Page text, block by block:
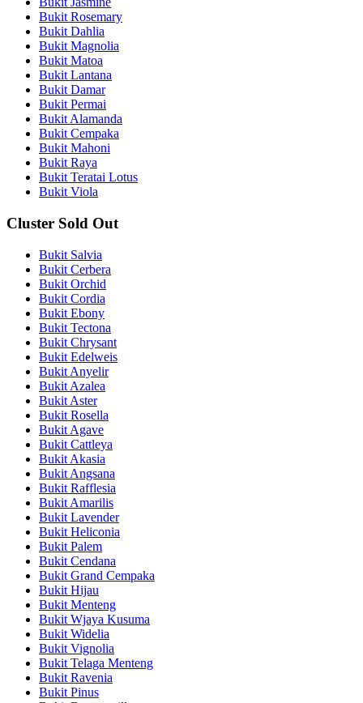
Bukit Rosemary
Bukit Dahlia
Bukit Magnolia
Bukit Matoa
Bukit Lantana
Bukit Damar
Bukit Permai
Bukit Alamanda
Bukit Cempaka
Bukit Mahoni
Bukit Raya
Bukit Teratai Lotus
Bukit Viola
Cluster Sold Out
Bukit Salvia
Bukit Cerbera
Bukit Orchid
Bukit Cordia
Bukit Ebony
Bukit Tectona
Bukit Chrysant
Bukit Edelweis
Bukit Anyelir
Bukit Azalea
Bukit Aster
Bukit Rosella
Bukit Agave
Bukit Cattleya
Bukit Akasia
Bukit Angsana
Bukit Rafflesia
Bukit Amarilis
Bukit Lavender
Bukit Heliconia
Bukit Palem
Bukit Cendana
Bukit Grand Cempaka
Bukit Hijau
Bukit Menteng
Bukit Wjaya Kusuma
Bukit Widelia
Bukit Vignolia
Bukit Telaga Menteng
Bukit Ravenia
Bukit Pinus